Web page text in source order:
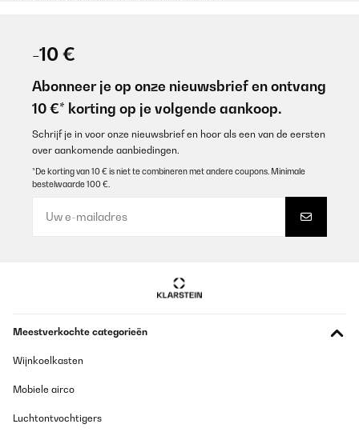
-10 €
Abonneer je op onze nieuwsbrief en ontvang
10 €* korting op je volgende aankoop.
Schrijf je in voor onze nieuwsbrief en hoor als een van de eersten
over aankomende aanbiedingen.
*De korting van 10 € is niet te combineren met andere coupons. Minimale
bestelwaarde 100 €.
Meestverkochte categorieën
Wijnkoelkasten
Mobiele airco
Luchtontvochtigers